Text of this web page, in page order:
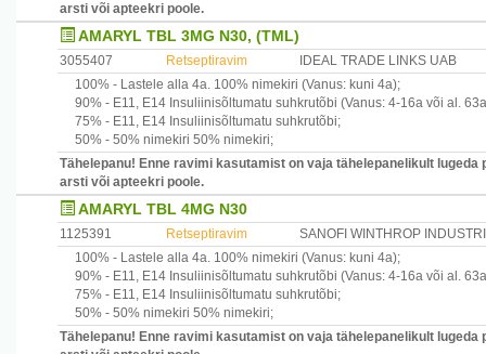
arsti või apteekri poole.
AMARYL TBL 3MG N30, (TML)
3055407 Retseptiravim
IDEAL TRADE LINKS UAB
100% - Lastele alla 4a. 100% nimekiri (Vanus: kuni 4a);
90% - E11, E14 Insuliinisõltumatu suhkrutõbi (Vanus: 4-16a või al.
75% - E11, E14 Insuliinisõltumatu suhkrutõbi;
50% - 50% nimekiri 50% nimekiri;
Tähelepanu! Enne ravimi kasutamist on vaja tähelepanelikult
arsti või apteekri poole.
AMARYL TBL 4MG N30
1125391 Retseptiravim
SANOFI WINTHROP
100% - Lastele alla 4a. 100% nimekiri (Vanus: kuni 4a);
90% - E11, E14 Insuliinisõltumatu suhkrutõbi (Vanus: 4-16a või al.
75% - E11, E14 Insuliinisõltumatu suhkrutõbi;
50% - 50% nimekiri 50% nimekiri;
Tähelepanu! Enne ravimi kasutamist on vaja tähelepanelikult